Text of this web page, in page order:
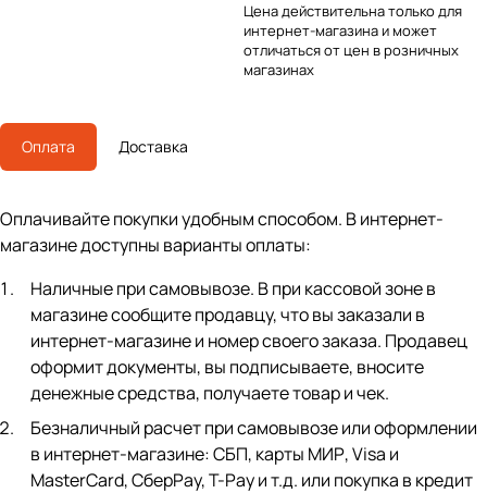
Цена действительна только для
интернет-магазина и может
отличаться от цен в розничных
магазинах
Оплата Доставка
Оплачивайте покупки удобным способом. В интернет-
магазине доступны варианты оплаты:
Наличные при самовывозе. В при кассовой зоне в
магазине сообщите продавцу, что вы заказали в
интернет-магазине и номер своего заказа. Продавец
оформит документы, вы подписываете, вносите
денежные средства, получаете товар и чек.
Безналичный расчет при самовывозе или оформлении
в интернет-магазине: СБП, карты МИР, Visa и
MasterCard, СберPay, Т-Pay и т.д. или покупка в кредит